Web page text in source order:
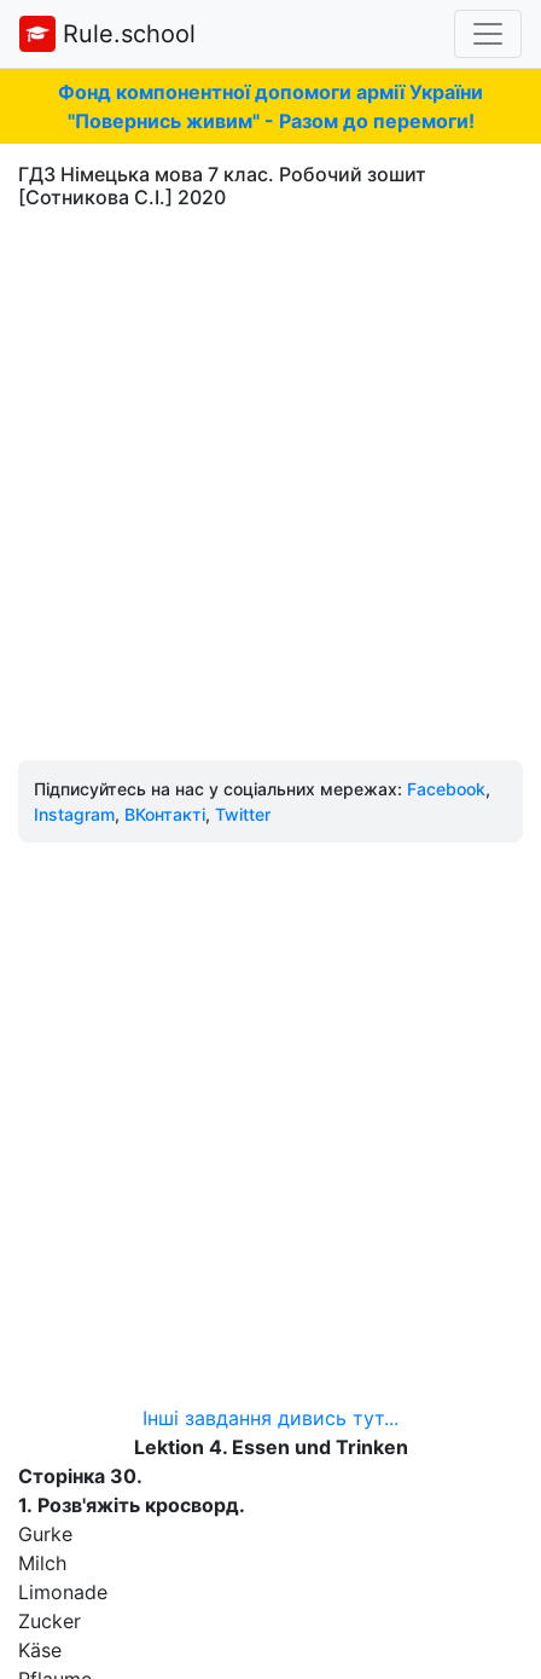
Rule.school
Фонд компонентної допомоги армії України
"Повернись живим" - Разом до перемоги!
ГДЗ Німецька мова 7 клас. Робочий зошит
[Сотникова С.І.] 2020
Підписуйтесь на нас у соціальних мережах: Facebook,
Instagram, ВКонтакті, Twitter
Інші завдання дивись тут...
Lektion 4. Essen und Trinken
Сторінка 30.
1. Розв'яжіть кросворд.
Gurke
Milch
Limonade
Zucker
Käse